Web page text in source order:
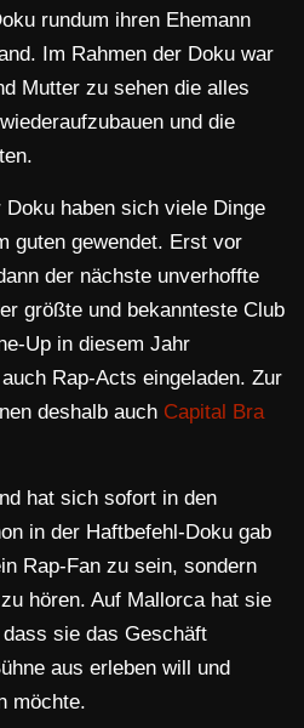
rundum ihren Ehemann
Im Rahmen der Doku war
Mutter zu sehen die alles
und die
haben sich viele Dinge
guten gewendet. Erst vor
der nächste unverhoffte
größte und bekannteste Club
Up in diesem Jahr
Rap-Acts eingeladen. Zur
deshalb auch Capital Bra
hat sich sofort in den
in der Haftbefehl-Doku gab
Rap-Fan zu sein, sondern
hören. Auf Mallorca hat sie
sie das Geschäft
aus erleben will und
möchte.